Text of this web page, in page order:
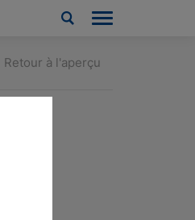
Retour à l'aperçu